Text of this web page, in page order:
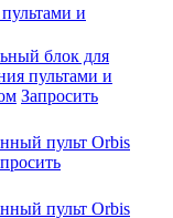
и
блок для
пультами и
Запросить
пульт Orbis
пульт Orbis